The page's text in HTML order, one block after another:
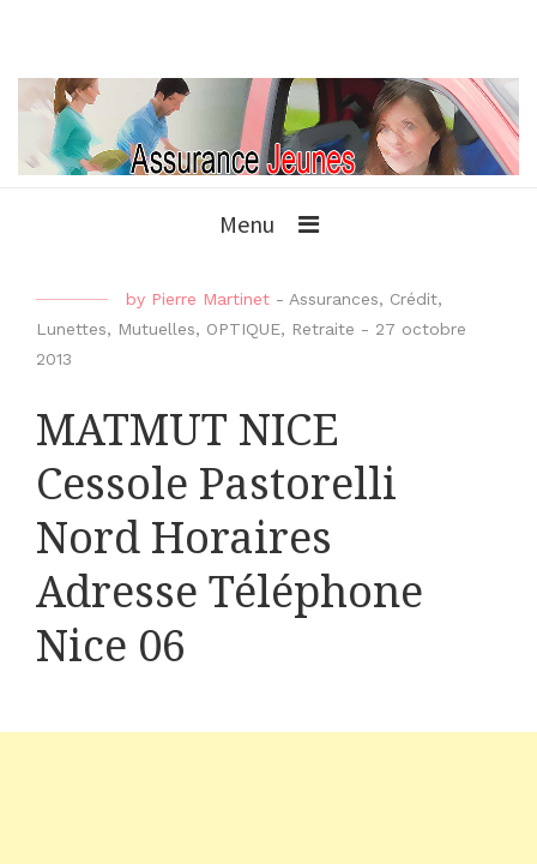
Menu
by Pierre Martinet - Assurances, Crédit,
Lunettes, Mutuelles, OPTIQUE, Retraite - 27 octobre
2013
MATMUT NICE
Cessole Pastorelli
Nord Horaires
Adresse Téléphone
Nice 06